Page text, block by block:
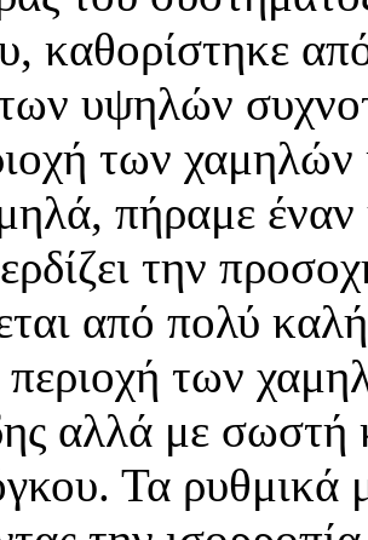
καθορίστηκε
υψηλών
των
πήραμε έναν
την
από πολύ
των
αλλά με σωστή
Τα ρυθμικά